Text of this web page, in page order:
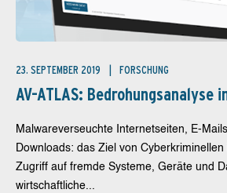
23. SEPTEMBER 2019 FORSCHUNG
AV-ATLAS: Bedrohungsanalyse
Malwareverseuchte Internetseiten, E-
Downloads: das Ziel von
Zugriff auf fremde Systeme, Geräte und
wirtschaftliche...